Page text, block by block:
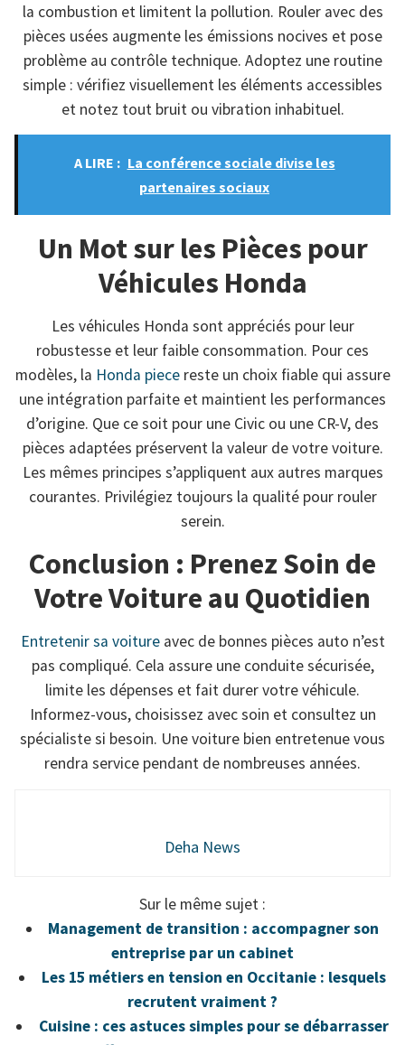
la combustion et limitent la pollution. Rouler avec des
pièces usées augmente les émissions nocives et pose
problème au contrôle technique. Adoptez une routine
simple : vérifiez visuellement les éléments accessibles
et notez tout bruit ou vibration inhabituel.
A LIRE : La conférence sociale divise les
partenaires sociaux
Un Mot sur les Pièces pour
Véhicules Honda
Les véhicules Honda sont appréciés pour leur
robustesse et leur faible consommation. Pour ces
modèles, la Honda piecereste un choix fiable qui assure
une intégration parfaite et maintient les performances
d’origine. Que ce soit pour une Civic ou une CR-V, des
pièces adaptées préservent la valeur de votre voiture.
Les mêmes principes s’appliquent aux autres marques
courantes. Privilégiez toujours la qualité pour rouler
serein.
Conclusion : Prenez Soin de
Votre Voiture au Quotidien
Entretenir sa voitureavec de bonnes pièces auto n’est
pas compliqué. Cela assure une conduite sécurisée,
limite les dépenses et fait durer votre véhicule.
Informez-vous, choisissez avec soin et consultez un
spécialiste si besoin. Une voiture bien entretenue vous
rendra service pendant de nombreuses années.
Deha News
Sur le même sujet :
Management de transition : accompagner son
entreprise par un cabinet
Les 15 métiers en tension en Occitanie : lesquels
recrutent vraiment ?
Cuisine : ces astuces simples pour se débarrasser